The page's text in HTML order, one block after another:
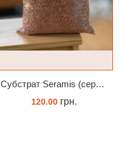
Субстрат Seramis (серамис) універсальний - гранульована глина стандартного разміра для всіх рослин 1 л
120.00грн.